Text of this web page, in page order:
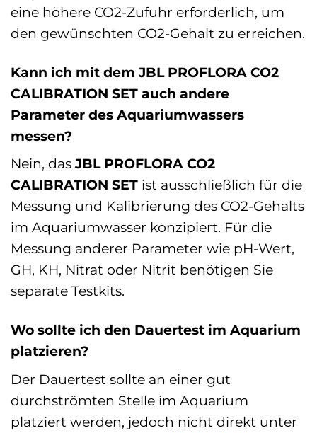
eine höhere CO2-Zufuhr erforderlich, um
den gewünschten CO2-Gehalt zu erreichen.
Kann ich mit dem JBL PROFLORA CO2
CALIBRATION SET auch andere
Parameter des Aquariumwassers
messen?
Nein, dasJBL PROFLORA CO2
CALIBRATION SET ist ausschließlich für die
Messung und Kalibrierung des CO2-Gehalts
im Aquariumwasser konzipiert. Für die
Messung anderer Parameter wie pH-Wert,
GH, KH, Nitrat oder Nitrit benötigen Sie
separate Testkits.
Wo sollte ich den Dauertest im Aquarium
platzieren?
Der Dauertest sollte an einer gut
durchströmten Stelle im Aquarium
platziert werden, jedoch nicht direkt unter